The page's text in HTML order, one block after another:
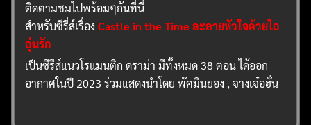
ติดตามชมไปพร้อมๆกันที่นี่
สำหรับซีรี่ส์เรื่องCastle in the Time ละลายหัวใจด้วยไอ
อุ่นรัก
เป็นซีรีส์แนวโรแมนติก ดราม่า มีทั้งหมด 38 ตอน ได้ออก
อากาศในปี 2023 ร่วมแสดงนำโดย พัคมินยอง , จางเจ๋อฮั่น